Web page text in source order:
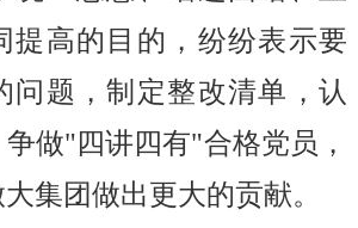
提高的目的，纷纷表示要
问题，制定整改清单，认
做"四讲四有"合格党员，
集团做出更大的贡献。